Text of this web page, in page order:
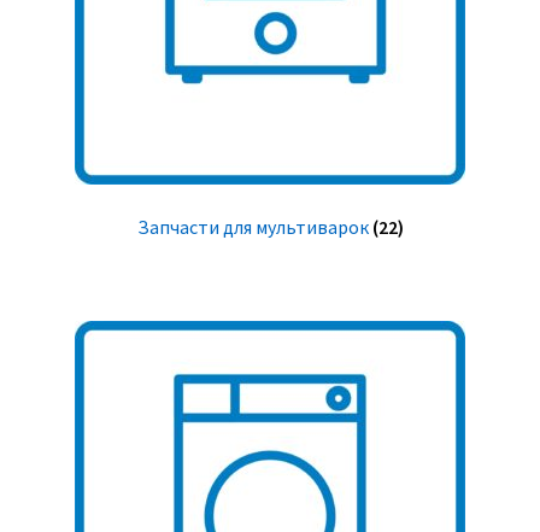
Запчасти для мультиварок (22)